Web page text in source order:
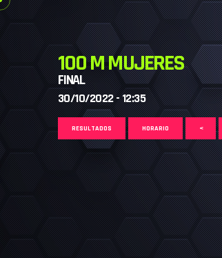
100 M MUJERES
FINAL
30/10/2022 - 12:35
RESULTADOS HORARIO <